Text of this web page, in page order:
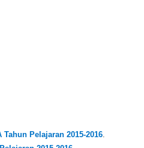
Tahun Pelajaran 2015-2016